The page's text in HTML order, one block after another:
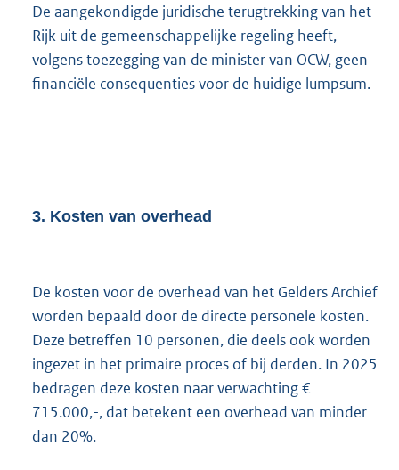
De aangekondigde juridische terugtrekking van het
Rijk uit de gemeenschappelijke regeling heeft,
volgens toezegging van de minister van OCW, geen
financiële consequenties voor de huidige lumpsum.
3. Kosten van overhead
De kosten voor de overhead van het Gelders Archief
worden bepaald door de directe personele kosten.
Deze betreffen 10 personen, die deels ook worden
ingezet in het primaire proces of bij derden. In 2025
bedragen deze kosten naar verwachting €
715.000,-, dat betekent een overhead van minder
dan 20%.